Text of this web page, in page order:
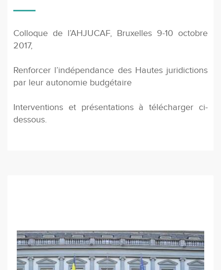
Colloque de l’AHJUCAF, Bruxelles 9-10 octobre
2017,
Renforcer l’indépendance des Hautes juridictions
par leur autonomie budgétaire
Interventions et présentations à télécharger ci-
dessous.